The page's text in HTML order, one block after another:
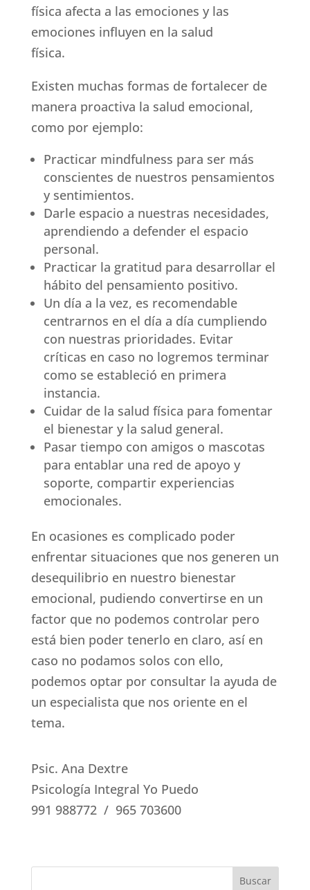
física afecta a las emociones y las
emociones influyen en la salud
física.
Existen muchas formas de fortalecer de
manera proactiva la salud emocional,
como por ejemplo:
Practicar mindfulness para ser más
conscientes de nuestros pensamientos
y sentimientos.
Darle espacio a nuestras necesidades,
aprendiendo a defender el espacio
personal.
Practicar la gratitud para desarrollar el
hábito del pensamiento positivo.
Un día a la vez, es recomendable
centrarnos en el día a día cumpliendo
con nuestras prioridades. Evitar
críticas en caso no logremos terminar
como se estableció en primera
instancia.
Cuidar de la salud física para fomentar
el bienestar y la salud general.
Pasar tiempo con amigos o mascotas
para entablar una red de apoyo y
soporte, compartir experiencias
emocionales.
En ocasiones es complicado poder
enfrentar situaciones que nos generen un
desequilibrio en nuestro bienestar
emocional, pudiendo convertirse en un
factor que no podemos controlar pero
está bien poder tenerlo en claro, así en
caso no podamos solos con ello,
podemos optar por consultar la ayuda de
un especialista que nos oriente en el
tema.
Psic. Ana Dextre
Psicología Integral Yo Puedo
991 988772 / 965 703600